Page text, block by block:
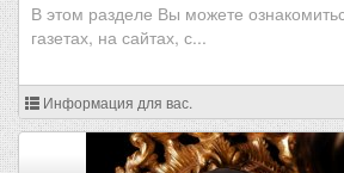
В этом разделе Вы можете
газетах, на сайтах, с...
Информация для вас.